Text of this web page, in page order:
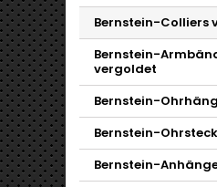
Bernstein-Colliers
Bernstein-
vergoldet
Bernstein-
Bernstein-
Bernstein-